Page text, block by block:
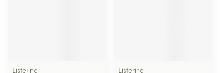
Listerine Listerine